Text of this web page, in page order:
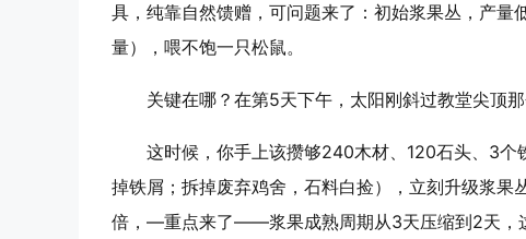
具，纯靠自然馈赠，可问题来了：初始浆果丛，产
量），喂不饱一只松鼠。
关键在哪？在第5天下午，太阳刚斜过教堂尖顶
这时候，你手上该攒够240木材、120石头、3
掉铁屑；拆掉废弃鸡舍，石料白捡），立刻升级浆
倍，—重点来了——浆果成熟周期从3天压缩到2天